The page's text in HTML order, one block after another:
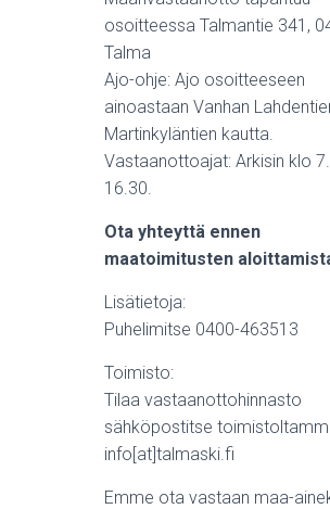
osoitteessa Talmantie 341,
Talma
Ajo-ohje: Ajo osoitteeseen
ainoastaan Vanhan
Martinkyläntien kautta.
Vastaanottoajat: Arkisin klo
16.30.
Ota yhteyttä ennen
maatoimitusten
Lisätietoja:
Puhelimitse 0400-463513
Toimisto:
Tilaa vastaanottohinnasto
sähköpostitse
info[at]talmaski.fi
Emme ota vastaan maa-